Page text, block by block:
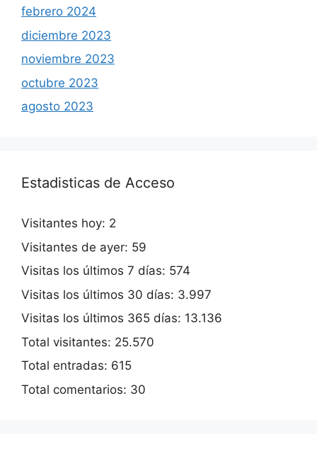
febrero 2024
diciembre 2023
noviembre 2023
octubre 2023
agosto 2023
Estadisticas de Acceso
Visitantes hoy: 2
Visitantes de ayer: 59
Visitas los últimos 7 días: 574
Visitas los últimos 30 días: 3.997
Visitas los últimos 365 días: 13.136
Total visitantes: 25.570
Total entradas: 615
Total comentarios: 30